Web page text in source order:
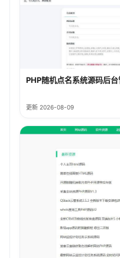
PHP随机点名系统源码后
更新 2026-08-09